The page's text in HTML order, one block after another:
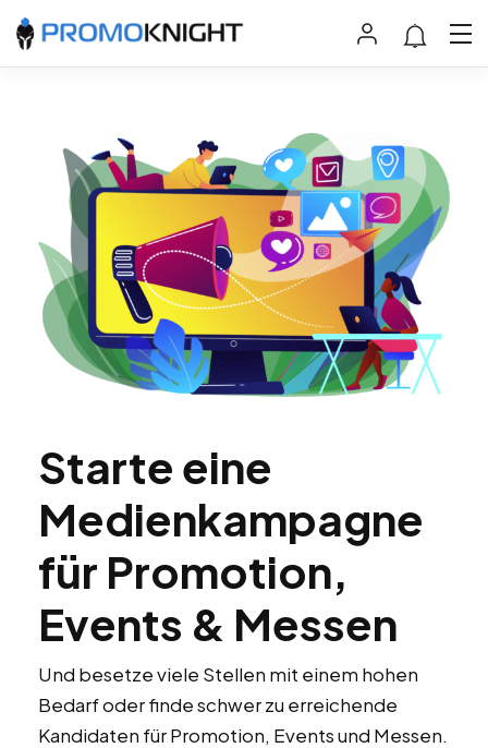
Starte eine
Medienkampagne
für Promotion,
Events & Messen
Und besetze viele Stellen mit einem hohen
Bedarf oder finde schwer zu erreichende
Kandidaten für Promotion, Events und Messen.